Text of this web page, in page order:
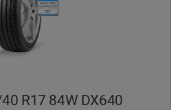
R17 84W DX640